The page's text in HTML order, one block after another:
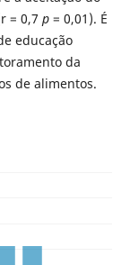
= 0,7 p= 0,01). É
educação
da
de alimentos.